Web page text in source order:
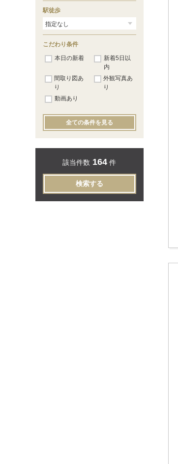
駅徒歩
こだわり条件
本日の新着
新着5日以
内
間取り図あ
り
外観写真あ
り
動画あり
全ての条件を見る
該当件数 164 件
検索する